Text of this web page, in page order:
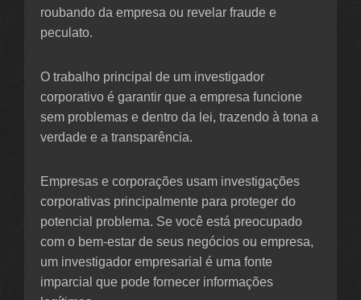
roubando da empresa ou revelar fraude e
peculato.
O trabalho principal de um investigador
corporativo é garantir que a empresa funcione
sem problemas e dentro da lei, trazendo à tona a
verdade e a transparência.
Empresas e corporações usam investigações
corporativas principalmente para proteger do
potencial problema. Se você está preocupado
com o bem-estar de seus negócios ou empresa,
um investigador empresarial é uma fonte
imparcial que pode fornecer informações